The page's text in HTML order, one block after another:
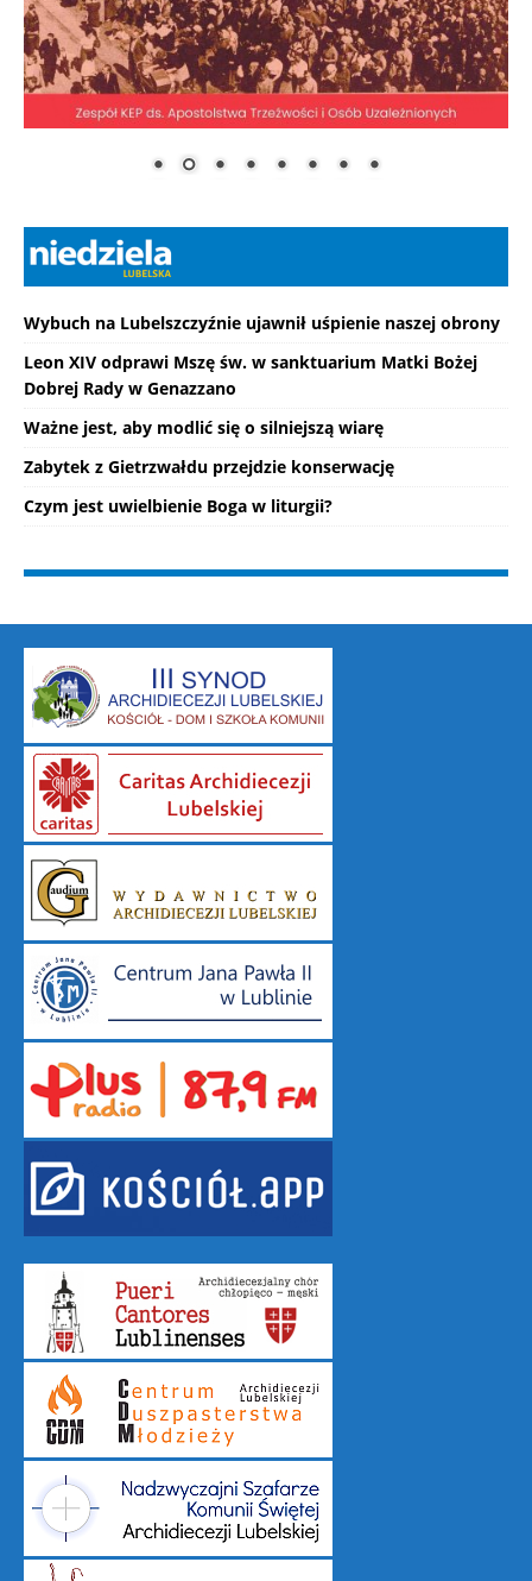
Wybuch na Lubelszczyźnie ujawnił uśpienie naszej obrony
Leon XIV odprawi Mszę św. w sanktuarium Matki Bożej
Dobrej Rady w Genazzano
Ważne jest, aby modlić się o silniejszą wiarę
Zabytek z Gietrzwałdu przejdzie konserwację
Czym jest uwielbienie Boga w liturgii?